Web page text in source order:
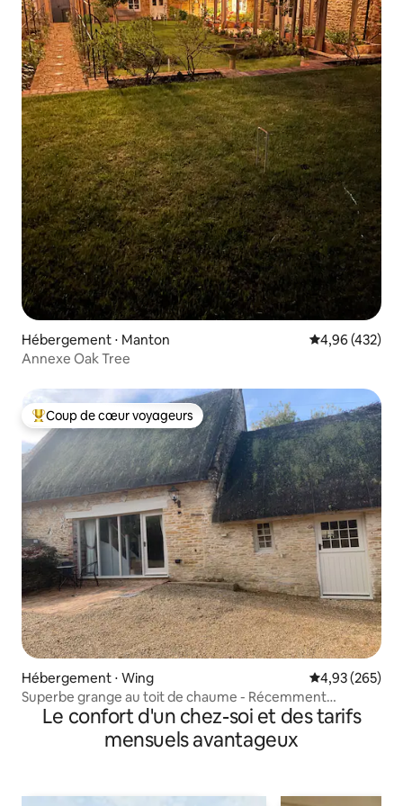
Hébergement ⋅ Manton Évaluation
4,96 (432)
Annexe Oak Tree
Coups de cœur voyageurs les plus appréciés
Coup de cœur voyageurs
Hébergement ⋅ Wing Évaluation
4,93 (265)
Superbe grange au toit de chaume - Récemment
rénovée, haut de gamme
Le confort d'un chez-soi et des tarifs
mensuels avantageux